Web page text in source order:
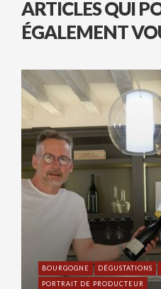
ARTICLES QUI
ÉGALEMENT
BOURGOGNE DÉGUSTATIONS
PORTRAIT DE PRODUCTEUR